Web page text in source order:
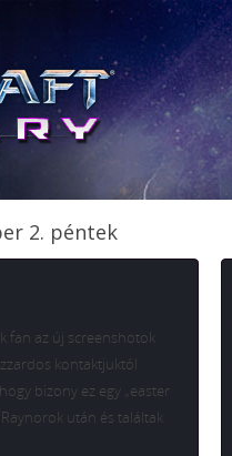
2. péntek
fan az új screenshotok
kontaktjuktól
bizony ez egy „easter
után és találtak